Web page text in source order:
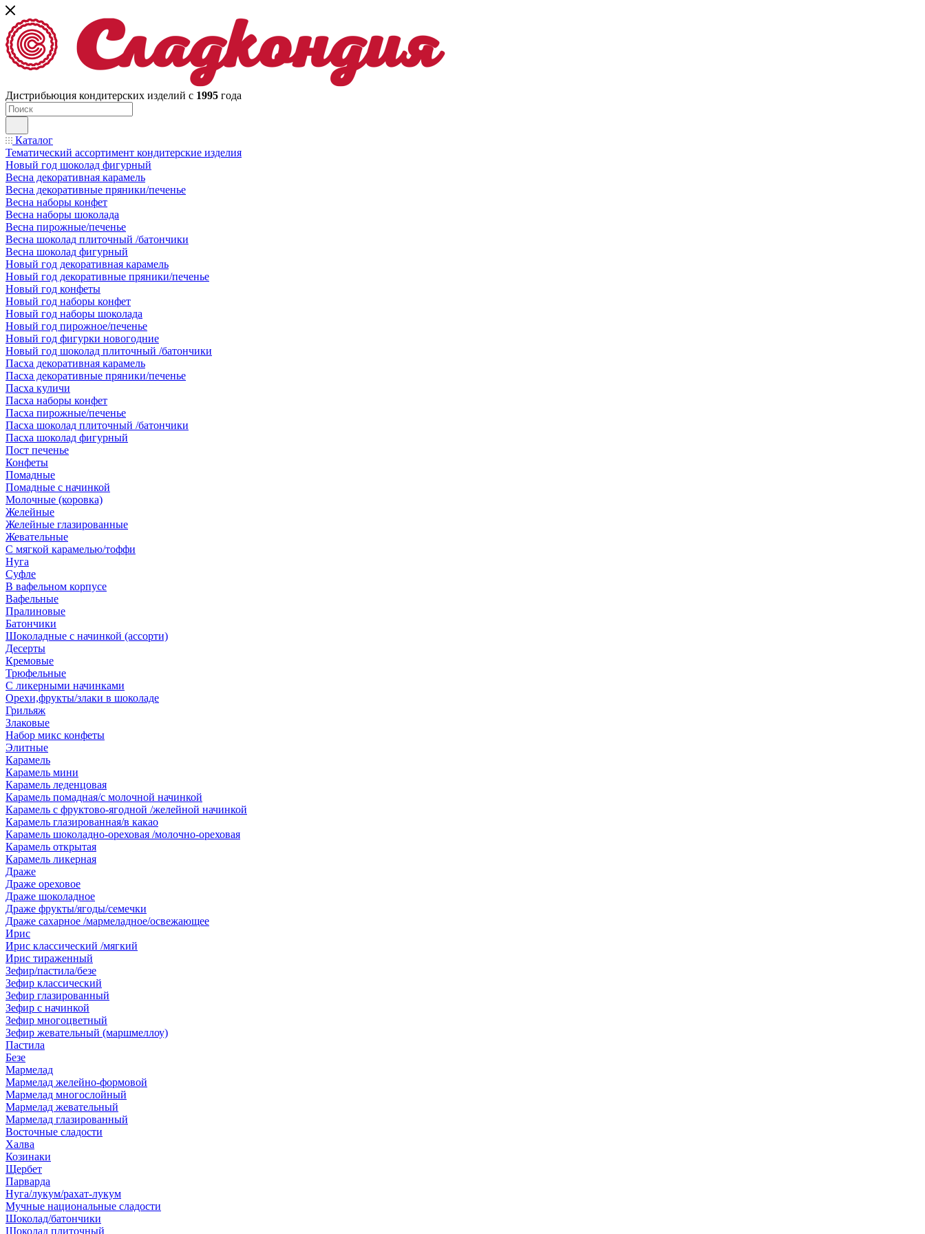
Дистрибьюция кондитерских изделий с 1995 года
Каталог
Тематический ассортимент кондитерские изделия
Новый год шоколад фигурный
Весна декоративная карамель
Весна декоративные пряники/печенье
Весна наборы конфет
Весна наборы шоколада
Весна пирожные/печенье
Весна шоколад плиточный /батончики
Весна шоколад фигурный
Новый год декоративная карамель
Новый год декоративные пряники/печенье
Новый год конфеты
Новый год наборы конфет
Новый год наборы шоколада
Новый год пирожное/печенье
Новый год фигурки новогодние
Новый год шоколад плиточный /батончики
Пасха декоративная карамель
Пасха декоративные пряники/печенье
Пасха куличи
Пасха наборы конфет
Пасха пирожные/печенье
Пасха шоколад плиточный /батончики
Пасха шоколад фигурный
Пост печенье
Конфеты
Помадные
Помадные с начинкой
Молочные (коровка)
Желейные
Желейные глазированные
Жевательные
С мягкой карамелью/тоффи
Нуга
Суфле
В вафельном корпусе
Вафельные
Пралиновые
Батончики
Шоколадные с начинкой (ассорти)
Десерты
Кремовые
Трюфельные
С ликерными начинками
Орехи,фрукты/злаки в шоколаде
Грильяж
Злаковые
Набор микс конфеты
Элитные
Карамель
Карамель мини
Карамель леденцовая
Карамель помадная/с молочной начинкой
Карамель с фруктово-ягодной /желейной начинкой
Карамель глазированная/в какао
Карамель шоколадно-ореховая /молочно-ореховая
Карамель открытая
Карамель ликерная
Драже
Драже ореховое
Драже шоколадное
Драже фрукты/ягоды/семечки
Драже сахарное /мармеладное/освежающее
Ирис
Ирис классический /мягкий
Ирис тираженный
Зефир/пастила/безе
Зефир классический
Зефир глазированный
Зефир с начинкой
Зефир многоцветный
Зефир жевательный (маршмеллоу)
Пастила
Безе
Мармелад
Мармелад желейно-формовой
Мармелад многослойный
Мармелад жевательный
Мармелад глазированный
Восточные сладости
Халва
Козинаки
Щербет
Парварда
Нуга/лукум/рахат-лукум
Мучные национальные сладости
Шоколад/батончики
Шоколад плиточный